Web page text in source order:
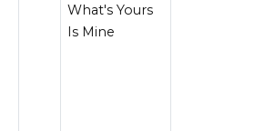
What's Yours
Is Mine